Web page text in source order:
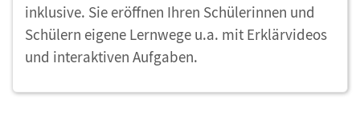
inklusive. Sie eröffnen Ihren Schülerinnen und
Schülern eigene Lernwege u.a. mit Erklärvideos
und interaktiven Aufgaben.